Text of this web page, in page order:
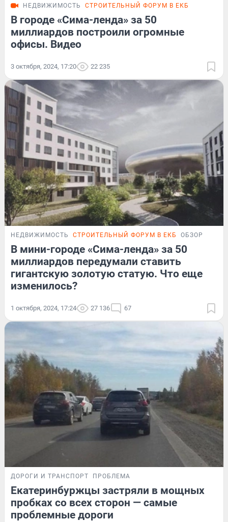
НЕДВИЖИМОСТЬ СТРОИТЕЛЬНЫЙ ФОРУМ В ЕКБ
В городе «Сима-ленда» за 50
миллиардов построили огромные
офисы. Видео
3 октября, 2024, 17:20 22 235
НЕДВИЖИМОСТЬ СТРОИТЕЛЬНЫЙ ФОРУМ В ЕКБ ОБЗОР
В мини-городе «Сима-ленда» за 50
миллиардов передумали ставить
гигантскую золотую статую. Что еще
изменилось?
1 октября, 2024, 17:24 27 136 67
ДОРОГИ И ТРАНСПОРТ ПРОБЛЕМА
Екатеринбуржцы застряли в мощных
пробках со всех сторон — самые
проблемные дороги